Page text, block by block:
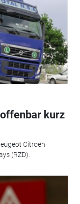
kurz
Citroën
(RZD).